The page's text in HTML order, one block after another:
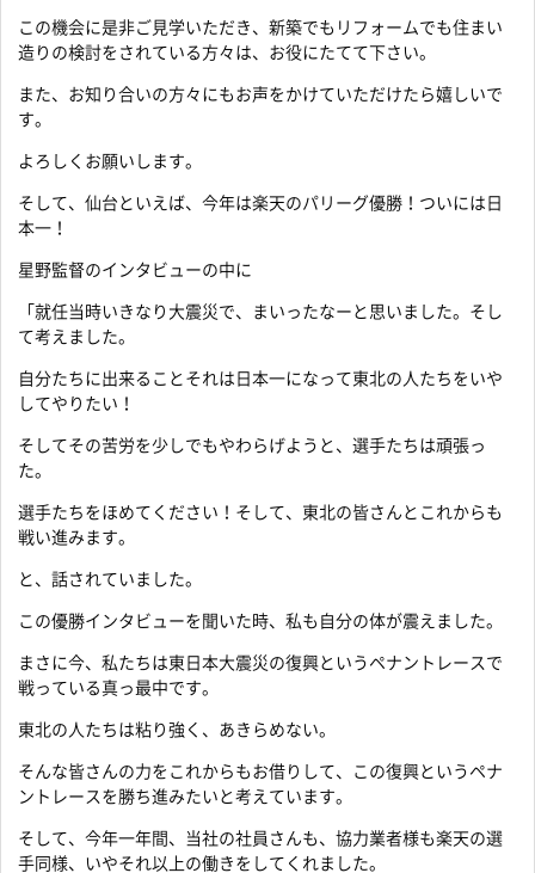
この機会に是非ご見学いただき、新築でもリフォームでも住まい
造りの検討をされている方々は、お役にたてて下さい。
また、お知り合いの方々にもお声をかけていただけたら嬉しいで
す。
よろしくお願いします。
そして、仙台といえば、今年は楽天のパリーグ優勝！ついには日
本一！
星野監督のインタビューの中に
「就任当時いきなり大震災で、まいったなーと思いました。そし
て考えました。
自分たちに出来ることそれは日本一になって東北の人たちをいや
してやりたい！
そしてその苦労を少しでもやわらげようと、選手たちは頑張っ
た。
選手たちをほめてください！そして、東北の皆さんとこれからも
戦い進みます。
と、話されていました。
この優勝インタビューを聞いた時、私も自分の体が震えました。
まさに今、私たちは東日本大震災の復興というペナントレースで
戦っている真っ最中です。
東北の人たちは粘り強く、あきらめない。
そんな皆さんの力をこれからもお借りして、この復興というペナ
ントレースを勝ち進みたいと考えています。
そして、今年一年間、当社の社員さんも、協力業者様も楽天の選
手同様、いやそれ以上の働きをしてくれました。